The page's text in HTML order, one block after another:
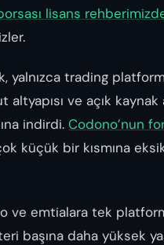
lisans
yalnızca trading
ve açık kaynak
indirdi. Codono’nun
küçük bir kısmına
ve emtialara tek
başına daha yüksek